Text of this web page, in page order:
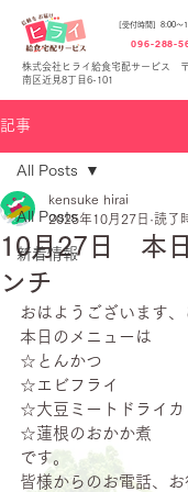
[受付時間] 8:00～
096-288-
株式会社ヒライ給食宅配サービス
南区近見8丁目6-101
記事
All Posts
新着情報
All Posts
10月27日 本
ンチ
kensuke hirai
2025年10月27日 読了
おはようございます、
本日のメニューは
☆とんかつ
☆エビフライ
☆大豆ミートドライカ
☆蓮根のおかか煮
です。
皆様からのお電話、